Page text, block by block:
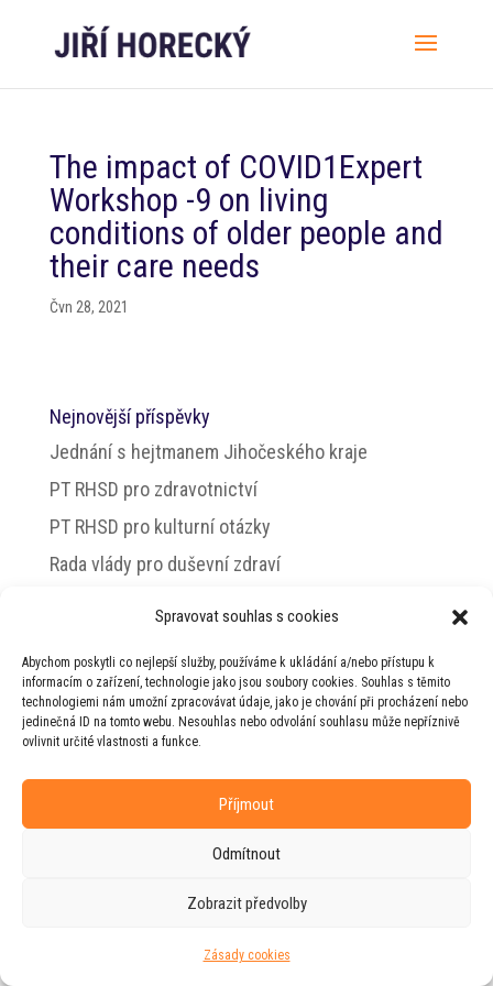
Spravovat souhlas s cookies
Abychom poskytli co nejlepší služby, používáme k ukládání a/nebo přístupu k
informacím o zařízení, technologie jako jsou soubory cookies. Souhlas s těmito
technologiemi nám umožní zpracovávat údaje, jako je chování při procházení nebo
jedinečná ID na tomto webu. Nesouhlas nebo odvolání souhlasu může nepříznivě
ovlivnit určité vlastnosti a funkce.
Příjmout
Odmítnout
Zobrazit předvolby
Zásady cookies
The impact of COVID1Expert
Workshop -9 on living
conditions of older people and
their care needs
Čvn 28, 2021
Nejnovější příspěvky
Jednání s hejtmanem Jihočeského kraje
PT RHSD pro zdravotnictví
PT RHSD pro kulturní otázky
Rada vlády pro duševní zdraví
© 2026 Jiří Horecký – Osobní stránky Jiřího
Horeckého
Web vytvořila firma